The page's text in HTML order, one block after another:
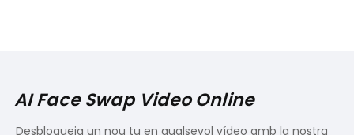
AI Face Swap Video Online
Desbloqueja un nou tu en qualsevol vídeo amb la nostra